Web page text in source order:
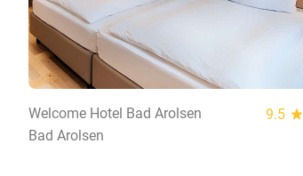
Welcome Hotel Bad Arolsen 9.5 star
Bad Arolsen